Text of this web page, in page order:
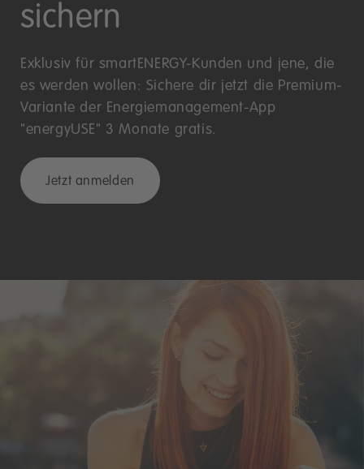
sichern
Exklusiv für smartENERGY-Kunden und jene, die
es werden wollen: Sichere dir jetzt die Premium-
Variante der Energiemanagement-App
"energyUSE" 3 Monate gratis.
Jetzt anmelden